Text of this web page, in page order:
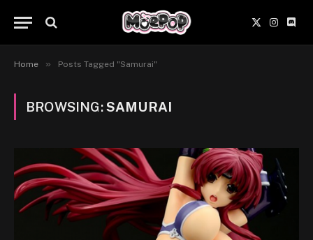
X
(Twitter)
Home » Posts Tagged "Samurai"
BROWSING:SAMURAI